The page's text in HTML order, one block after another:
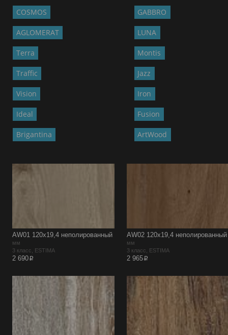
COSMOS GABBRO
AGLOMERAT LUNA
Terra Montis
Traffic Jazz
Vision Iron
Ideal Fusion
Brigantina ArtWood
AW01 120x19,4 неполированный
мм
3 класс, ESTIMA
2 690p
AW02 120x19,4 неполированный
мм
3 класс, ESTIMA
2 965p